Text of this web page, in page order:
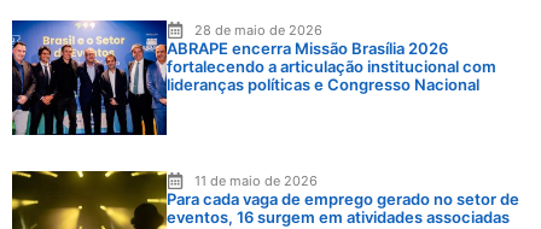
28 de maio de 2026
ABRAPE encerra Missão Brasília 2026
fortalecendo a articulação institucional com
lideranças políticas e Congresso Nacional
11 de maio de 2026
Para cada vaga de emprego gerado no setor de
eventos, 16 surgem em atividades associadas